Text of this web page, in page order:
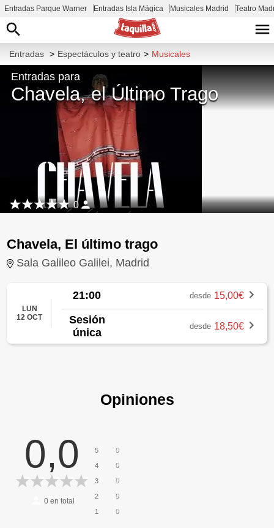
Entradas Parque Warner Entradas Isla Mágica Musicales Madrid Teatro
Entradas > Espectáculos y teatro > Musicales
Entradas para
Chavela, el Último Trago
0
Chavela, El último trago
Sala Galileo Galilei, Madrid
LUN
12 OCT
21:00 desde 15,00€
Sesión
única
desde 18,50€
Opiniones
0,0
0en total
5 0
4 0
3 0
2 0
1 0